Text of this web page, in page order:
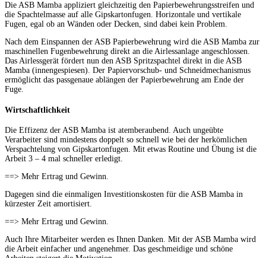
Die ASB Mamba appliziert gleichzeitig den Papierbewehrungsstreifen und
die Spachtelmasse auf alle Gipskartonfugen. Horizontale und vertikale
Fugen, egal ob an Wänden oder Decken, sind dabei kein Problem.
Nach dem Einspannen der ASB Papierbewehrung wird die ASB Mamba zur
maschinellen Fugenbewehrung direkt an die Airlessanlage angeschlossen.
Das Airlessgerät fördert nun den ASB Spritzspachtel direkt in die ASB
Mamba (innengespiesen). Der Papiervorschub- und Schneidmechanismus
ermöglicht das passgenaue ablängen der Papierbewehrung am Ende der
Fuge.
Wirtschaftlichkeit
Die Effizenz der ASB Mamba ist atemberaubend. Auch ungeübte
Verarbeiter sind mindestens doppelt so schnell wie bei der herkömlichen
Verspachtelung von Gipskartonfugen. Mit etwas Routine und Übung ist die
Arbeit 3 – 4 mal schneller erledigt.
==> Mehr Ertrag und Gewinn.
Dagegen sind die einmaligen Investitionskosten für die ASB Mamba in
kürzester Zeit amortisiert.
==> Mehr Ertrag und Gewinn.
Auch Ihre Mitarbeiter werden es Ihnen Danken. Mit der ASB Mamba wird
die Arbeit einfacher und angenehmer. Das geschmeidige und schöne